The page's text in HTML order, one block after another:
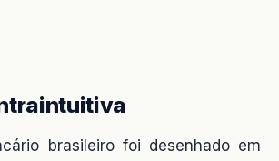
brasileiro foi desenhado em